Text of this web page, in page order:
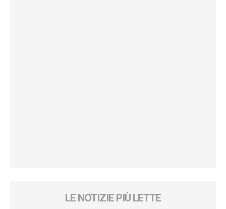
LE NOTIZIE PIÙ LETTE